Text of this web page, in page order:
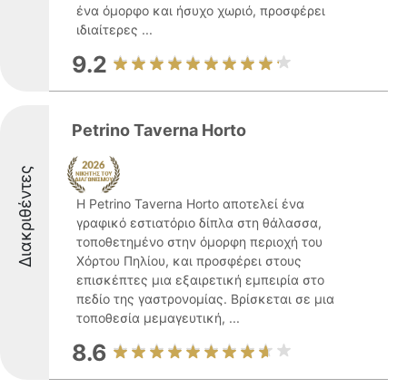
ένα όμορφο και ήσυχο χωριό, προσφέρει
ιδιαίτερες ...
9.2
Διακριθέντες
Petrino Taverna Horto
Η Petrino Taverna Horto αποτελεί ένα
γραφικό εστιατόριο δίπλα στη θάλασσα,
τοποθετημένο στην όμορφη περιοχή του
Χόρτου Πηλίου, και προσφέρει στους
επισκέπτες μια εξαιρετική εμπειρία στο
πεδίο της γαστρονομίας. Βρίσκεται σε μια
τοποθεσία μεμαγευτική, ...
8.6